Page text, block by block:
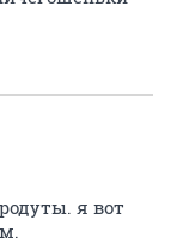
я вот